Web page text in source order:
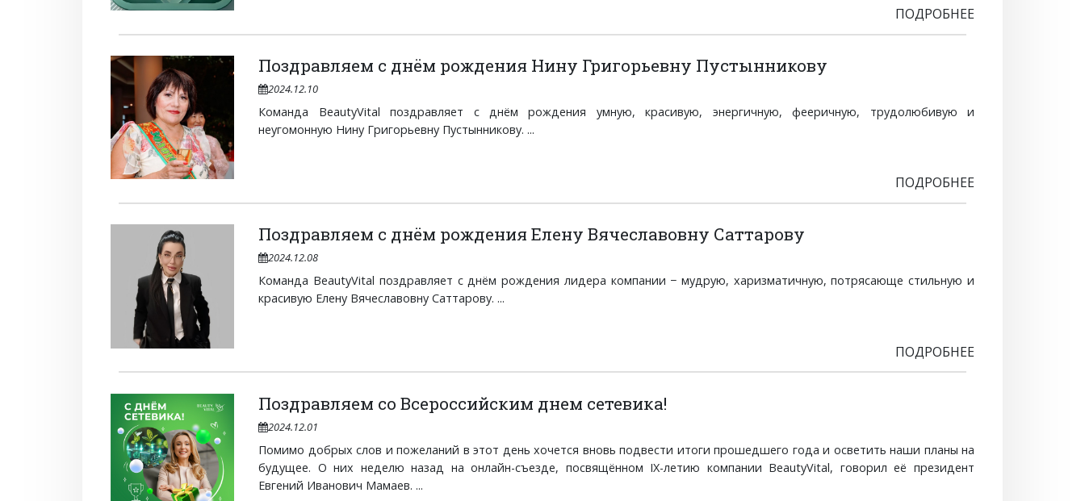
ПОДРОБНЕЕ
Поздравляем с днём рождения Нину Григорьевну Пустынникову
2024.12.10
Команда BeautyVital поздравляет с днём рождения умную, красивую, энергичную, фееричную, трудолюбивую и
неугомонную Нину Григорьевну Пустынникову. ...
ПОДРОБНЕЕ
Поздравляем с днём рождения Елену Вячеславовну Саттарову
2024.12.08
Команда BeautyVital поздравляет с днём рождения лидера компании − мудрую, харизматичную, потрясающе стильную и
красивую Елену Вячеславовну Саттарову. ...
ПОДРОБНЕЕ
Поздравляем со Всероссийским днем сетевика!
2024.12.01
Помимо добрых слов и пожеланий в этот день хочется вновь подвести итоги прошедшего года и осветить наши планы на
будущее. О них неделю назад на онлайн-съезде, посвящённом IX-летию компании BeautyVital, говорил её президент
Евгений Иванович Мамаев. ...